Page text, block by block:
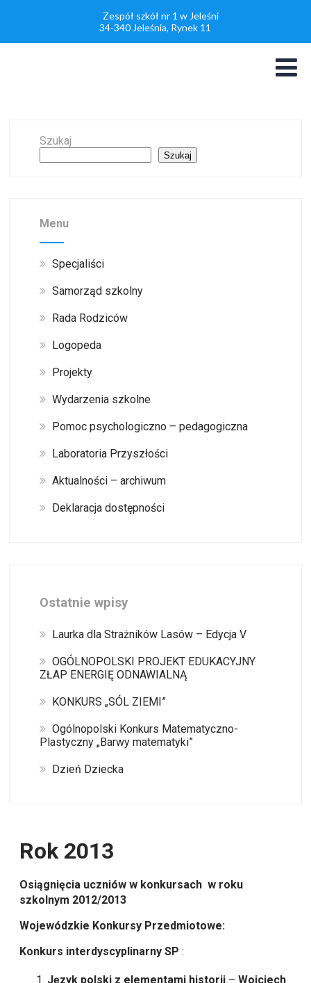
Zespół szkół nr 1 w Jeleśni
34-340 Jeleśnia, Rynek 11
Szukaj
Szukaj
Menu
Specjaliści
Samorząd szkolny
Rada Rodziców
Logopeda
Projekty
Wydarzenia szkolne
Pomoc psychologiczno – pedagogiczna
Laboratoria Przyszłości
Aktualności – archiwum
Deklaracja dostępności
Ostatnie wpisy
Laurka dla Strażników Lasów – Edycja V
OGÓLNOPOLSKI PROJEKT EDUKACYJNY
ZŁAP ENERGIĘ ODNAWIALNĄ
KONKURS „SÓL ZIEMI”
Ogólnopolski Konkurs Matematyczno-
Plastyczny „Barwy matematyki”
Dzień Dziecka
Rok 2013
Osiągnięcia uczniów w konkursach w roku
szkolnym 2012/2013
Wojewódzkie Konkursy Przedmiotowe:
Konkurs interdyscyplinarny SP :
Język polski z elementami historii –Wojciech